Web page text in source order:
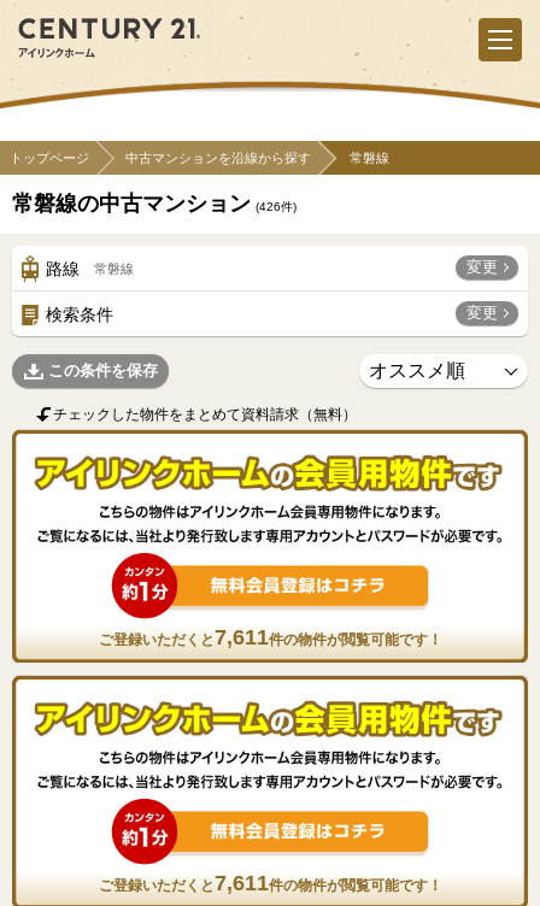
トップページ 中古マンションを沿線から探す 常磐線
常磐線の中古マンション (426件)
路線 常磐線 変更
検索条件 変更
この条件を保存
チェックした物件をまとめて資料請求（無料）
ご登録いただくと7,611件の物件が閲覧可能です！
ご登録いただくと7,611件の物件が閲覧可能です！